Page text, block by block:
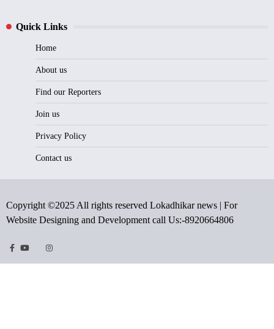
Quick Links
Home
About us
Find our Reporters
Join us
Privacy Policy
Contact us
Copyright ©2025 All rights reserved Lokadhikar news | For
Website Designing and Development call Us:-8920664806
Facebook
Youtube
TwitterInstragram